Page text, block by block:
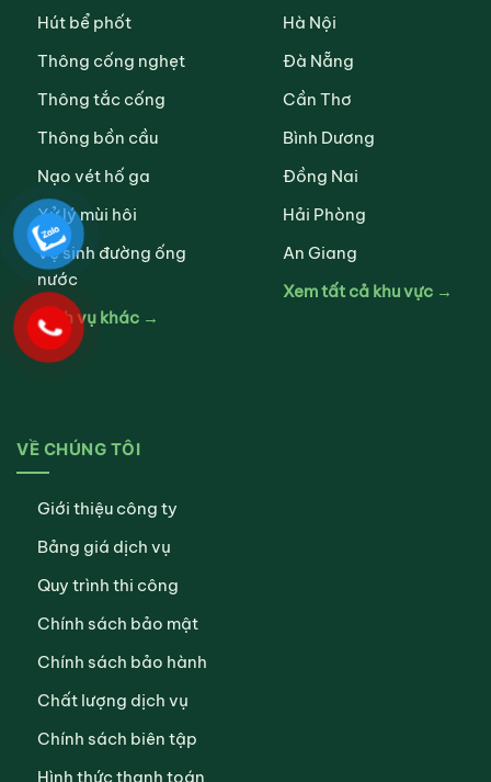
Hút bể phốt
Thông cống nghẹt
Thông tắc cống
Thông bồn cầu
Nạo vét hố ga
Xử lý mùi hôi
Vệ sinh đường ống
nước
Dịch vụ khác →
Hà Nội
Đà Nẵng
Cần Thơ
Bình Dương
Đồng Nai
Hải Phòng
An Giang
Xem tất cả khu vực →
VỀ CHÚNG TÔI
Giới thiệu công ty
Bảng giá dịch vụ
Quy trình thi công
Chính sách bảo mật
Chính sách bảo hành
Chất lượng dịch vụ
Chính sách biên tập
Hình thức thanh toán